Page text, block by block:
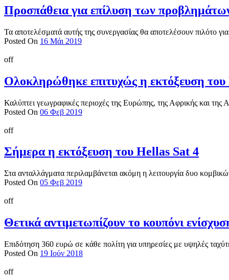
Προσπάθεια για επίλυση των
Τα αποτελέσματά αυτής της συνεργασίας θα αποτελέσουν πιλότο
Posted On 16 Μάι 2019
off
Ολοκληρώθηκε επιτυχώς η εκτόξευση
Καλύπτει γεωγραφικές περιοχές της Ευρώπης, της Αφρικής και της
Posted On 06 Φεβ 2019
off
Σήμερα η εκτόξευση του Hellas Sat 4
Στα ανταλλάγματα περιλαμβάνεται ακόμη η λειτουργία δυο
Posted On 05 Φεβ 2019
off
Θετικά αντιμετωπίζουν το κουπόνι
Επιδότηση 360 ευρώ σε κάθε πολίτη για υπηρεσίες με υψηλές
Posted On 19 Ιούν 2018
off